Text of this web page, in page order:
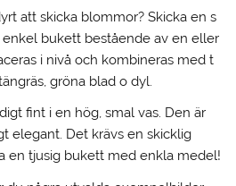
att skicka blommor? Skicka en s
enkel bukett bestående av en eller
i nivå och kombineras med t
gröna blad o dyl.
fint i en hög, smal vas. Den är
elegant. Det krävs en skicklig
en tjusig bukett med enkla medel!